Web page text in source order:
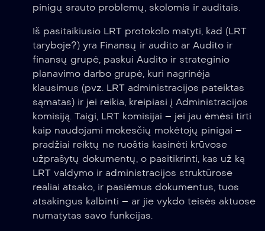
pinigų srauto problemų, skolomis ir auditais.
Iš pasitaikiusio LRT protokolo matyti, kad (LRT
taryboje?) yra Finansų ir audito ar Audito ir
finansų grupė, paskui Audito ir strateginio
planavimo darbo grupė, kuri nagrinėja
klausimus (pvz. LRT administracijos pateiktas
sąmatas) ir jei reikia, kreipiasi į Administracijos
komisiją. Taigi, LRT komisijai – jei jau ėmėsi tirti
kaip naudojami mokesčių mokėtojų pinigai –
pradžiai reiktų ne ruoštis kasinėti krūvose
užprašytų dokumentų, o pasitikrinti, kas už ką
LRT valdymo ir administracijos struktūrose
realiai atsako, ir pasiėmus dokumentus, tuos
atsakingus kalbinti – ar jie vykdo teisės aktuose
numatytas savo funkcijas.